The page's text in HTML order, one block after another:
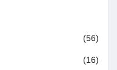
(56)
(16)